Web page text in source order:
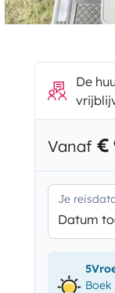
De
Vanaf €
Je
Datum